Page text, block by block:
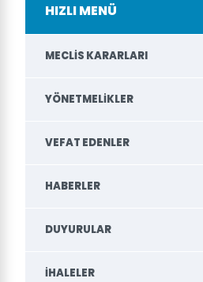
HIZLI MENÜ
MECLIS KARARLARI
YÖNETMELIKLER
VEFAT EDENLER
HABERLER
DUYURULAR
İHALELER